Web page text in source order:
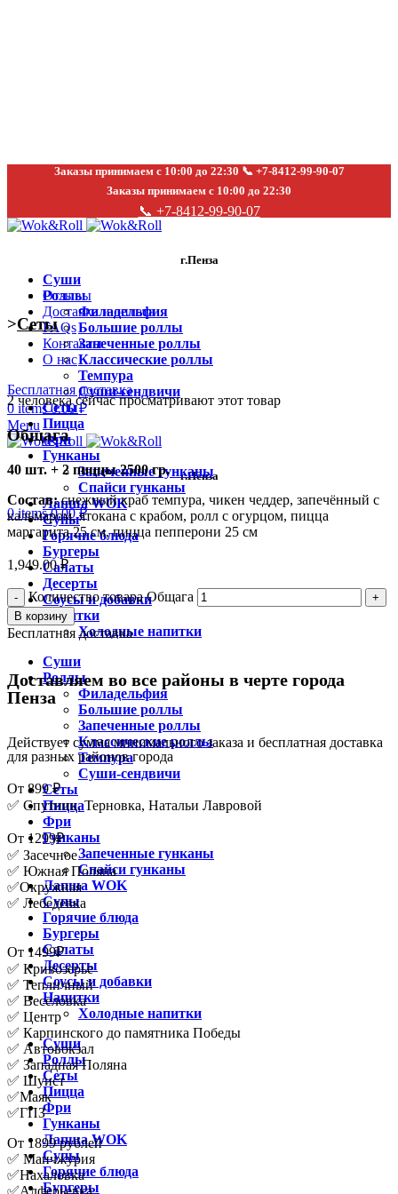
Заказы принимаем с 10:00 до 22:30 📞 +7-8412-99-90-07
Заказы принимаем с 10:00 до 22:30
📞 +7-8412-99-90-07
г.Пенза
Отзывы
Доставка и оплата
FAQs
Контакты
О нас
Бесплатная доставка
0 items 0.00₽
Menu
г.Пенза
0items 0.00₽
Суши
Роллы
Филадельфия
Большие роллы
Запеченные роллы
Классические роллы
Темпура
Суши-сендвичи
Сеты
Пицца
Фри
Гунканы
Запеченные гунканы
Спайси гунканы
Лапша WOK
Супы
Горячие блюда
Бургеры
Салаты
Десерты
Соусы и добавки
Напитки
Холодные напитки
Суши
Роллы
Филадельфия
Большие роллы
Запеченные роллы
Классические роллы
Темпура
Суши-сендвичи
Сеты
Пицца
Фри
Гунканы
Запеченные гунканы
Спайси гунканы
Лапша WOK
Супы
Горячие блюда
Бургеры
Салаты
Десерты
Соусы и добавки
Напитки
Холодные напитки
Суши
Роллы
Сеты
Пицца
Фри
Гунканы
Лапша WOK
Супы
Горячие блюда
Бургеры
>Сеты
Click to enlarge
2 человека сейчас просматривают этот товар
Общага
40 шт. + 2 пиццы 2500 гр.
Состав:снежный краб темпура, чикен чеддер, запечённый с
кальмаром, ятокана с крабом, ролл с огурцом, пицца
маргарита 25 см, пицца пепперони 25 см
1,949.00₽
Количество товара Общага
В корзину
Бесплатная доставка
Доставляем во все районы в черте города
Пенза
Действует сумма минимального заказа и бесплатная доставка
для разных районов города
От 899 ₽
✅ Спутник, Терновка, Натальи Лавровой
От 1299₽
✅ Засечное
✅ Южная Поляна
✅Окружная
✅ Лебедевка
От 1499₽
✅ Кривозерье
✅ Тепличный
✅ Веселовка
✅ Центр
✅ Карпинского до памятника Победы
✅ Автовокзал
✅ Западная Поляна
✅ Шуист
✅Маяк
✅ГПЗ
От 1899 рублей
✅ Манчжурия
✅Нахаловка